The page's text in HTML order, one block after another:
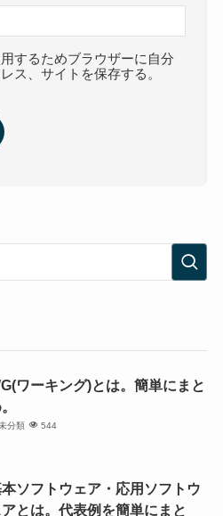
するためブラウザーに自分
ス、サイトを保存する。
ワーキング)とは。簡単にまと
分類 544
ソフトウェア・応用ソフトウ
アとは。代表例を簡単にまと